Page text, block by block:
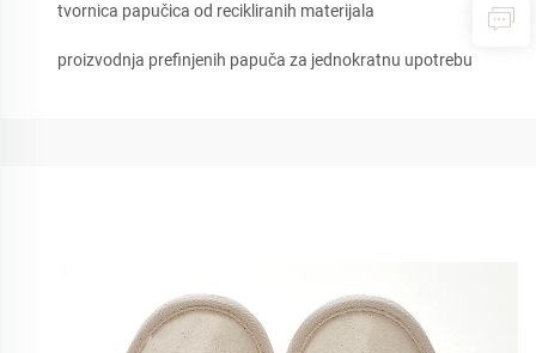
tvornica papučica od recikliranih materijala
proizvodnja prefinjenih papuča za jednokratnu upotrebu